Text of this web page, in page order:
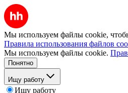
Мы используем файлы cookie,
Правила использования файлов
Мы используем файлы cookie.
Понятно
Ищу работу
Ищу работу